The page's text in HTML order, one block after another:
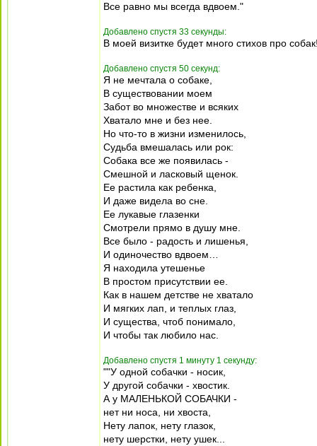
Все равно мы всегда вдвоем."
Добавлено спустя 33 секунды:
В моей визитке будет много стихов про
Добавлено спустя 50 секунд:
Я не мечтала о собаке,
В существовании моем
Забот во множестве и всяких
Хватало мне и без нее.
Но что-то в жизни изменилось,
Судьба вмешалась или рок:
Собака все же появилась -
Смешной и ласковый щенок.
Ее растила как ребенка,
И даже видела во сне.
Ее лукавые глазенки
Смотрели прямо в душу мне.
Все было - радость и лишенья,
И одиночество вдвоем…
Я находила утешенье
В простом присутствии ее.
Как в нашем детстве не хватало
И мягких лап, и теплых глаз,
И существа, чтоб понимало,
И чтобы так любило нас.
Добавлено спустя 1 минуту 1 секунду:
""У одной собачки - носик,
У другой собачки - хвостик.
А у МАЛЕНЬКОЙ СОБАЧКИ -
нет ни носа, ни хвоста,
Нету лапок, нету глазок,
нету шерстки, нету ушек...